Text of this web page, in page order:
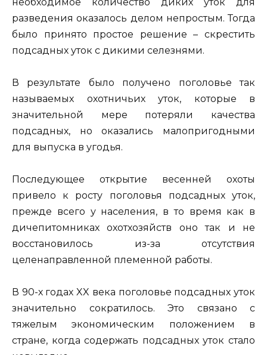
разведения оказалось делом непростым. Тогда
было принято простое решение – скрестить
подсадных уток с дикими селезнями.
В результате было получено поголовье так
называемых охотничьих уток, которые в
значительной мере потеряли качества
подсадных, но оказались малопригодными
для выпуска в угодья.
Последующее открытие весенней охоты
привело к росту поголовья подсадных уток,
прежде всего у населения, в то время как в
дичепитомниках охотхозяйств оно так и не
восстановилось из-за отсутствия
целенаправленной племенной работы.
В 90-х годах XX века поголовье подсадных уток
значительно сократилось. Это связано с
тяжелым экономическим положением в
стране, когда содержать подсадных уток стало